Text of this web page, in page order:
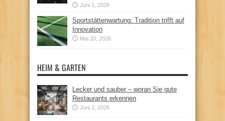
Juni 1, 2026
Sportstättenwartung: Tradition trifft auf
Innovation
Mai 20, 2026
HEIM & GARTEN
Lecker und sauber – woran Sie gute
Restaurants erkennen
Juni 2, 2026